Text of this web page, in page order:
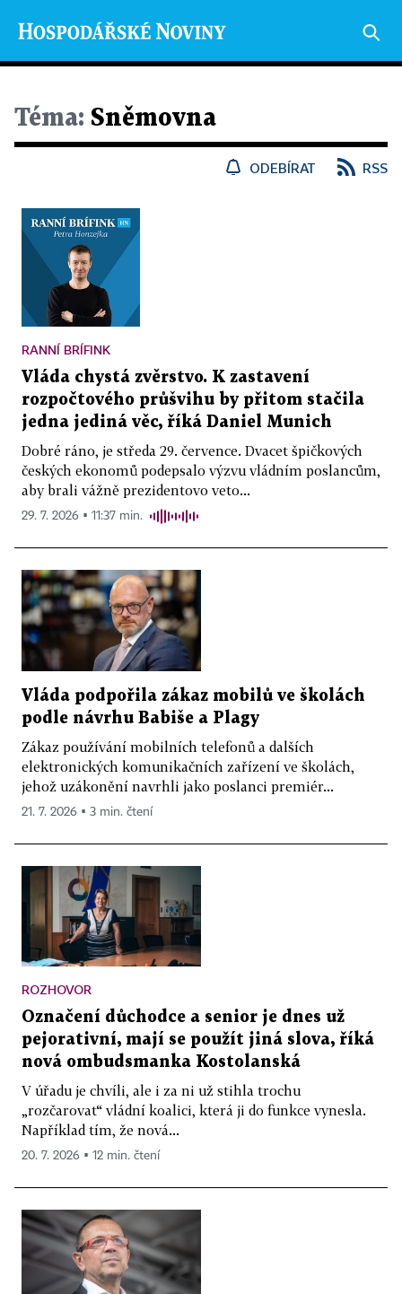
Téma: Sněmovna
ODEBÍRAT RSS
RANNÍ BRÍFINK
Vláda chystá zvěrstvo. K zastavení
rozpočtového průšvihu by přitom stačila
jedna jediná věc, říká Daniel Munich
Dobré ráno, je středa 29. července. Dvacet špičkových
českých ekonomů podepsalo výzvu vládním poslancům,
aby brali vážně prezidentovo veto...
29. 7. 2026 ▪ 11:37 min.
Vláda podpořila zákaz mobilů ve školách
podle návrhu Babiše a Plagy
Zákaz používání mobilních telefonů a dalších
elektronických komunikačních zařízení ve školách,
jehož uzákonění navrhli jako poslanci premiér...
21. 7. 2026 ▪ 3 min. čtení
ROZHOVOR
Označení důchodce a senior je dnes už
pejorativní, mají se použít jiná slova, říká
nová ombudsmanka Kostolanská
V úřadu je chvíli, ale i za ni už stihla trochu
„rozčarovat“ vládní koalici, která ji do funkce vynesla.
Například tím, že nová...
20. 7. 2026 ▪ 12 min. čtení